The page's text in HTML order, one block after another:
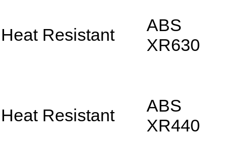
Heat Resistant
ABS
XR630
Heat Resistant
ABS
XR440